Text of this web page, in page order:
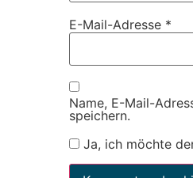
E-Mail-Adresse *
Name, E-Mail-
speichern.
Ja, ich möchte